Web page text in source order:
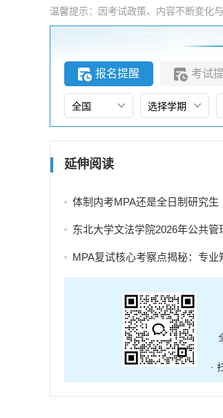
温馨提示：因考试政策、内容不断变化
报名提醒 考试
延伸阅读
体制内考MPA还是全日制研究生
东北大学文法学院2026年公共管理硕
MPA复试核心考察点揭秘：专业知
·